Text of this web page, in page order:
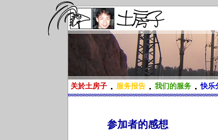
关於土房子 服务报告 我们的服务 快乐
参加者的感想